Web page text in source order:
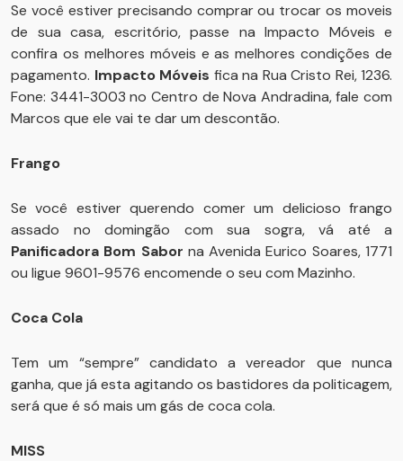
Se você estiver precisando comprar ou trocar os moveis
de sua casa, escritório, passe na Impacto Móveis e
confira os melhores móveis e as melhores condições de
pagamento. Impacto Móveis fica na Rua Cristo Rei, 1236.
Fone: 3441-3003 no Centro de Nova Andradina, fale com
Marcos que ele vai te dar um descontão.
Frango
Se você estiver querendo comer um delicioso frango
assado no domingão com sua sogra, vá até a
Panificadora Bom Sabor na Avenida Eurico Soares, 1771
ou ligue 9601-9576 encomende o seu com Mazinho.
Coca Cola
Tem um “sempre” candidato a vereador que nunca
ganha, que já esta agitando os bastidores da politicagem,
será que é só mais um gás de coca cola.
MISS